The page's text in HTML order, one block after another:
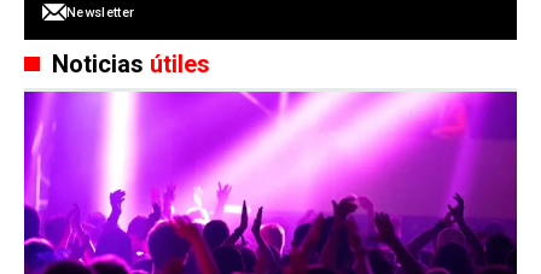
Newsletter
Noticias útiles